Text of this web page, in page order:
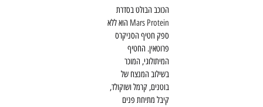
הכוכב הבולט בסדרת
Mars Protein הוא ללא
ספק חטיף הסניקרס
פרוטאין. החטיף
המיתולוגי, המוכר
בשילוב המנצח של
בוטנים, קרמל ושוקולד,
קיבל מתיחת פנים